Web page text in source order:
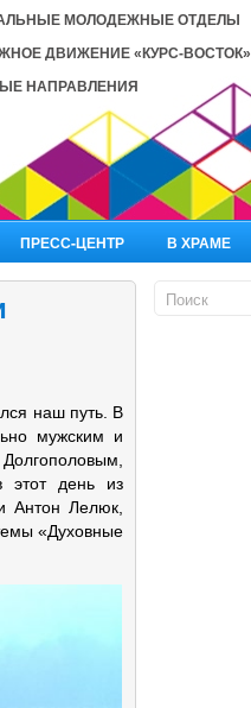
МОЛОДЕЖНЫЕ ОТДЕЛЫ
ДВИЖЕНИЕ «КУРС-ВОСТОК»
НАПРАВЛЕНИЯ
ПРЕСС-ЦЕНТР В ХРАМЕ
наш путь. В
мужским и
этот день из
Антон Лелюк,
«Духовные